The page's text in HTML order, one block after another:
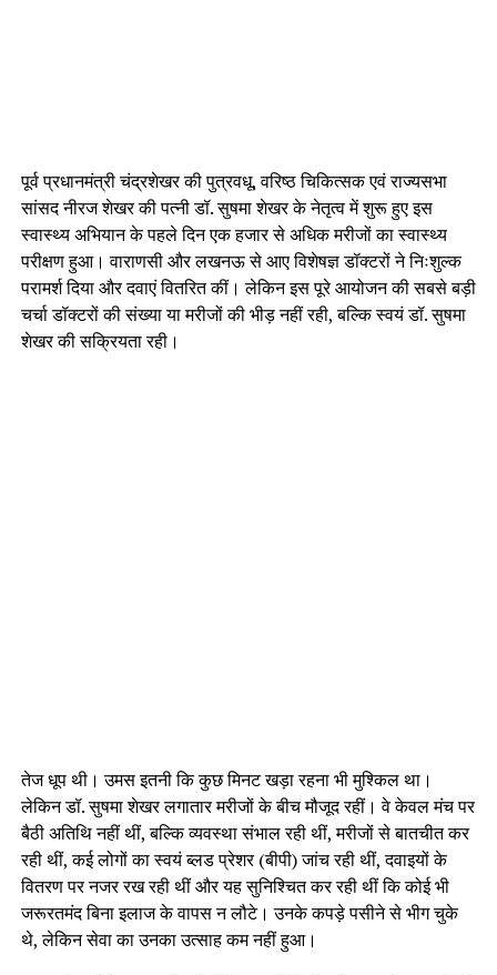
पूर्व प्रधानमंत्री चंद्रशेखर की पुत्रवधू, वरिष्ठ चिकित्सक एवं राज्यसभा
सांसद नीरज शेखर की पत्नी डॉ. सुषमा शेखर के नेतृत्व में शुरू हुए इस
स्वास्थ्य अभियान के पहले दिन एक हजार से अधिक मरीजों का स्वास्थ्य
परीक्षण हुआ। वाराणसी और लखनऊ से आए विशेषज्ञ डॉक्टरों ने निःशुल्क
परामर्श दिया और दवाएं वितरित कीं। लेकिन इस पूरे आयोजन की सबसे बड़ी
चर्चा डॉक्टरों की संख्या या मरीजों की भीड़ नहीं रही, बल्कि स्वयं डॉ. सुषमा
शेखर की सक्रियता रही।
तेज धूप थी। उमस इतनी कि कुछ मिनट खड़ा रहना भी मुश्किल था।
लेकिन डॉ. सुषमा शेखर लगातार मरीजों के बीच मौजूद रहीं। वे केवल मंच पर
बैठी अतिथि नहीं थीं, बल्कि व्यवस्था संभाल रही थीं, मरीजों से बातचीत कर
रही थीं, कई लोगों का स्वयं ब्लड प्रेशर (बीपी) जांच रही थीं, दवाइयों के
वितरण पर नजर रख रही थीं और यह सुनिश्चित कर रही थीं कि कोई भी
जरूरतमंद बिना इलाज के वापस न लौटे। उनके कपड़े पसीने से भीग चुके
थे, लेकिन सेवा का उनका उत्साह कम नहीं हुआ।